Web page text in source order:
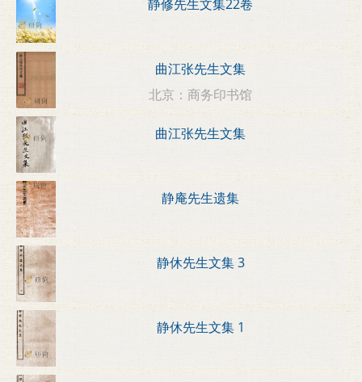
静修先生文集22卷
曲江张先生文集
北京：商务印书馆
曲江张先生文集
静庵先生遗集
静休先生文集 3
静休先生文集 1